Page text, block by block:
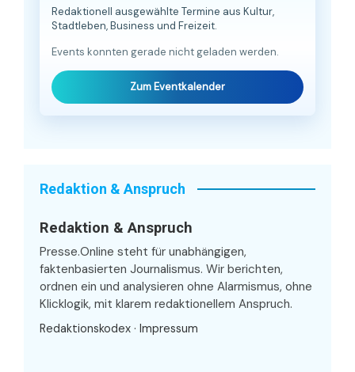
Redaktionell ausgewählte Termine aus Kultur,
Stadtleben, Business und Freizeit.
Events konnten gerade nicht geladen werden.
Zum Eventkalender
Redaktion & Anspruch
Redaktion & Anspruch
Presse.Online steht für unabhängigen,
faktenbasierten Journalismus. Wir berichten,
ordnen ein und analysieren ohne Alarmismus, ohne
Klicklogik, mit klarem redaktionellem Anspruch.
Redaktionskodex · Impressum